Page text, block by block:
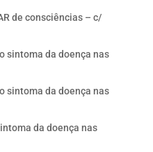
de consciências – c/
sintoma da doença nas
sintoma da doença nas
da doença nas